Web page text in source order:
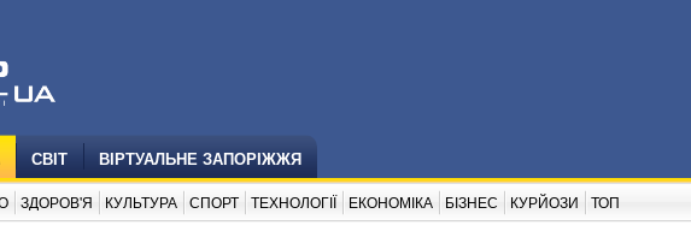
СВІТ ВІРТУАЛЬНЕ ЗАПОРІЖЖЯ
ЗДОРОВ'Я КУЛЬТУРА СПОРТ ТЕХНОЛОГІЇ ЕКОНОМІКА БІЗНЕС КУРЙОЗИ ТОП